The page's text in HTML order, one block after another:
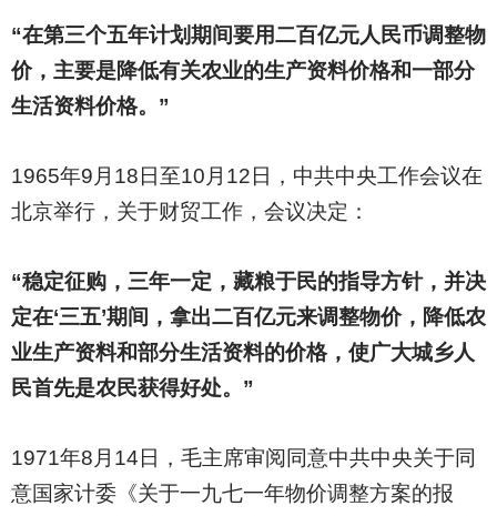
“在第三个五年计划期间要用二百亿元人民币调整物
价，主要是降低有关农业的生产资料价格和一部分
生活资料价格。”
1965年9月18日至10月12日，中共中央工作会议在
北京举行，关于财贸工作，会议决定：
“稳定征购，三年一定，藏粮于民的指导方针，并决
定在‘三五’期间，拿出二百亿元来调整物价，降低农
业生产资料和部分生活资料的价格，使广大城乡人
民首先是农民获得好处。”
1971年8月14日，毛主席审阅同意中共中央关于同
意国家计委《关于一九七一年物价调整方案的报